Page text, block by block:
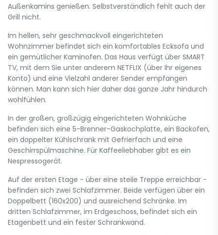
Außenkamins genießen. Selbstverständlich fehlt auch der
Grill nicht.
Im hellen, sehr geschmackvoll eingerichteten
Wohnzimmer befindet sich ein komfortables Ecksofa und
ein gemütlicher Kaminofen. Das Haus verfügt über SMART
TV, mit dem Sie unter anderem NETFLIX (über Ihr eigenes
Konto) und eine Vielzahl anderer Sender empfangen
können. Man kann sich hier daher das ganze Jahr hindurch
wohlfühlen.
In der großen, großzügig eingerichteten Wohnküche
befinden sich eine 5-Brenner-Gaskochplatte, ein Backofen,
ein doppelter Kühlschrank mit Gefrierfach und eine
Geschirrspülmaschine. Für Kaffeeliebhaber gibt es ein
Nespressogerät.
Auf der ersten Etage - über eine steile Treppe erreichbar -
befinden sich zwei Schlafzimmer. Beide verfügen über ein
Doppelbett (160x200) und ausreichend Schränke. Im
dritten Schlafzimmer, im Erdgeschoss, befindet sich ein
Etagenbett und ein fester Schrankwand.